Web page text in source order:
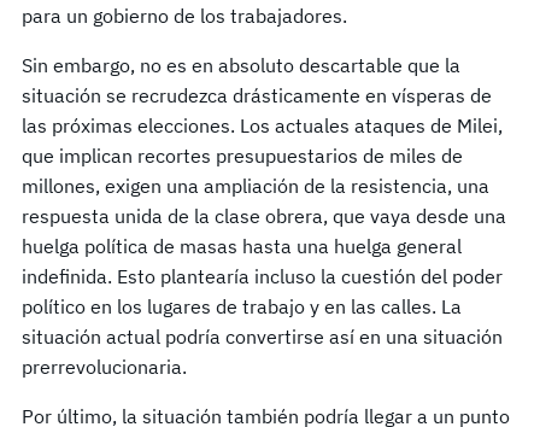
para un gobierno de los trabajadores.
Sin embargo, no es en absoluto descartable que la
situación se recrudezca drásticamente en vísperas de
las próximas elecciones. Los actuales ataques de Milei,
que implican recortes presupuestarios de miles de
millones, exigen una ampliación de la resistencia, una
respuesta unida de la clase obrera, que vaya desde una
huelga política de masas hasta una huelga general
indefinida. Esto plantearía incluso la cuestión del poder
político en los lugares de trabajo y en las calles. La
situación actual podría convertirse así en una situación
prerrevolucionaria.
Por último, la situación también podría llegar a un punto